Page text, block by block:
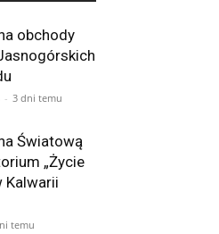
obchody
- 3 dni temu
Światową
„Życie
Kalwarii
temu